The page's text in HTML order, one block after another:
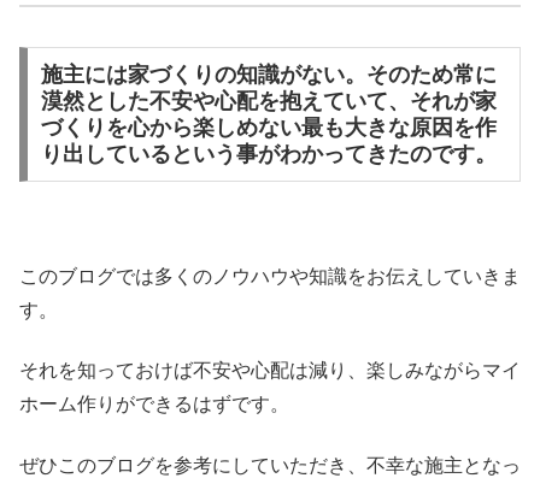
施主には家づくりの知識がない。そのため常に
漠然とした不安や心配を抱えていて、それが家
づくりを心から楽しめない最も大きな原因を作
り出しているという事がわかってきたのです。
このブログでは多くのノウハウや知識をお伝えしていきま
す。
それを知っておけば不安や心配は減り、楽しみながらマイ
ホーム作りができるはずです。
ぜひこのブログを参考にしていただき、不幸な施主となっ